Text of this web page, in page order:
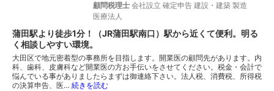
顧問税理士 会社設立 確定申告 建設・建築 製造
医療法人
蒲田駅より徒歩1分！（JR蒲田駅南口）駅から近くて便利。明る
く相談しやすい環境。
大田区で地元密着型の事務所を目指します。開業医の顧問先があります。内
科、歯科、皮膚科など開業医の方お手伝いをさせてください。税金・会計で
悩んでいる事がありましたらまずは御連絡下さい。法人税、消費税、所得税
の決算申告、医… 続きを読む